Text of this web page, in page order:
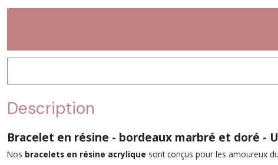
Description
Bracelet en résine - bordeaux marbré et doré -
Nos bracelets en résine acrylique sont conçus pour les amoureux